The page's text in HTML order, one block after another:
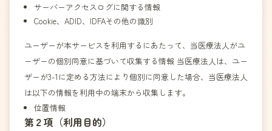
サーバーアクセスログに関する情報
Cookie、ADID、IDFAその他の識別
ユーザーが本サービスを利用するにあたって、当医療法人がユ
ーザーの個別同意に基づいて収集する情報 当医療法人は、ユー
ザーが3-1に定める方法により個別に同意した場合、当医療法人
は以下の情報を利用中の端末から収集します。
位置情報
第２項（利用目的）